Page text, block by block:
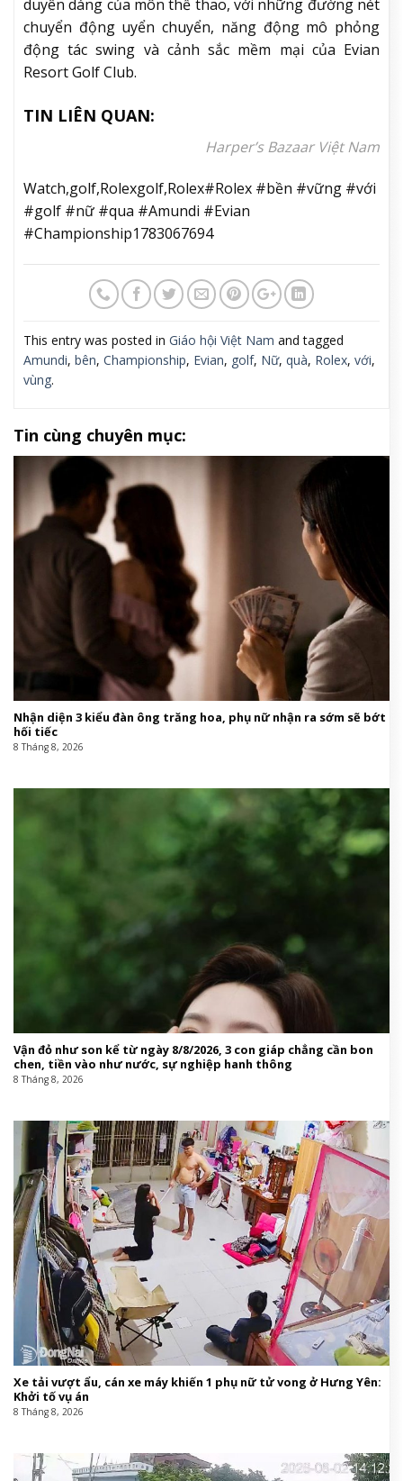
duyên dáng của môn thể thao, với những đường nét
chuyển động uyển chuyển, năng động mô phỏng
động tác swing và cảnh sắc mềm mại của Evian
Resort Golf Club.
TIN LIÊN QUAN:
Harper’s Bazaar Việt Nam
Watch,golf,Rolexgolf,Rolex#Rolex #bền #vững #với
#golf #nữ #qua #Amundi #Evian
#Championship1783067694
This entry was posted in Giáo hội Việt Nam and tagged
Amundi, bên, Championship, Evian, golf, Nữ, quà, Rolex, với,
vùng.
Tin cùng chuyên mục:
Nhận diện 3 kiểu đàn ông trăng hoa, phụ nữ nhận ra sớm sẽ bớt
hối tiếc
8 Tháng 8, 2026
Vận đỏ như son kể từ ngày 8/8/2026, 3 con giáp chẳng cần bon
chen, tiền vào như nước, sự nghiệp hanh thông
8 Tháng 8, 2026
Xe tải vượt ẩu, cán xe máy khiến 1 phụ nữ tử vong ở Hưng Yên:
Khởi tố vụ án
8 Tháng 8, 2026